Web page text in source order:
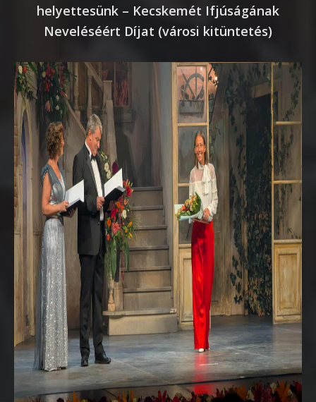
helyettesünk – Kecskemét Ifjúságának
Neveléséért Díjat (városi kitüntetés)